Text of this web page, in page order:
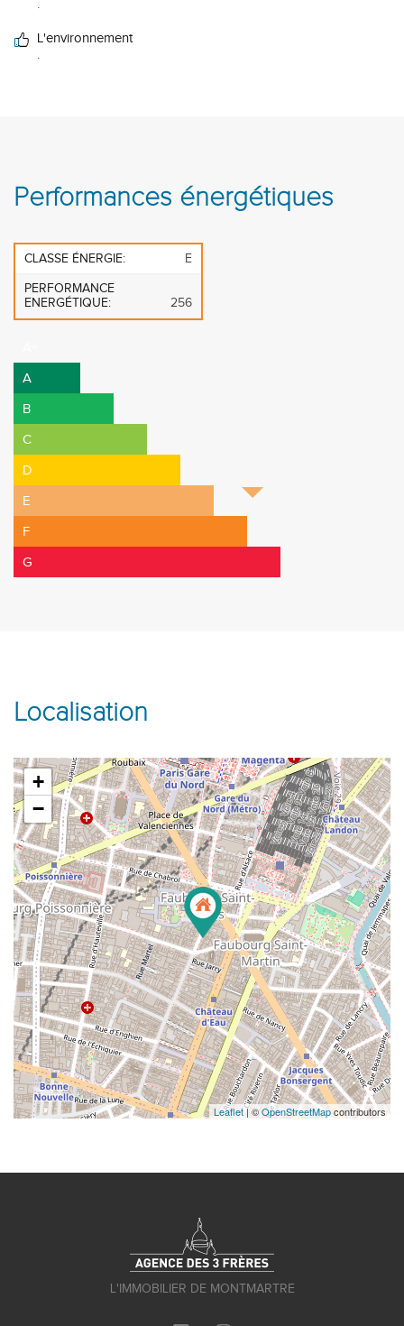
L'environnement
Performances énergétiques
CLASSE ÉNERGIE: E
PERFORMANCE
ENERGÉTIQUE:
256
A
B
C
D
E
F
G
Localisation
+
−
Leaflet| ©OpenStreetMapcontributors
L'IMMOBILIER DE MONTMARTRE